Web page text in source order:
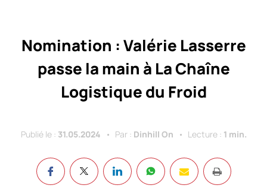
Nomination : Valérie Lasserre
passe la main à La Chaîne
Logistique du Froid
Publié le : 31.05.2024 Par : Dinhill On Lecture : 1 min.